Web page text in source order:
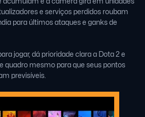
e serviços perdidos roubam
para últimos ataques e ganks de
jogar, dá prioridade clara a Dota 2 e
quadro mesmo para que seus pontos
previsíveis.